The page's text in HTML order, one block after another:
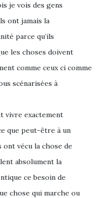
je vois des gens
ont jamais la
parce qu’ils
les choses doivent
comme ceux ci comme
scénarisées à
vivre exactement
que peut-être à un
vécu la chose de
absolument la
ce besoin de
chose qui marche ou